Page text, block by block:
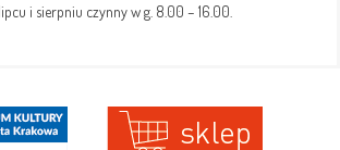
i sierpniu czynny w g. 8.00 – 16.00.